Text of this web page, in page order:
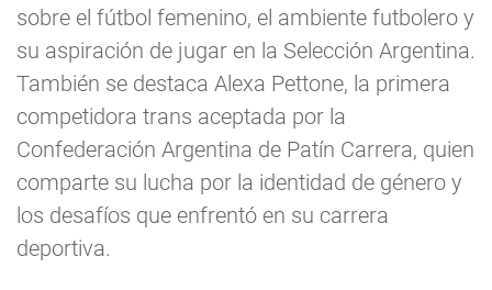
sobre el fútbol femenino, el ambiente futbolero y
su aspiración de jugar en la Selección Argentina.
También se destaca Alexa Pettone, la primera
competidora trans aceptada por la
Confederación Argentina de Patín Carrera, quien
comparte su lucha por la identidad de género y
los desafíos que enfrentó en su carrera
deportiva.